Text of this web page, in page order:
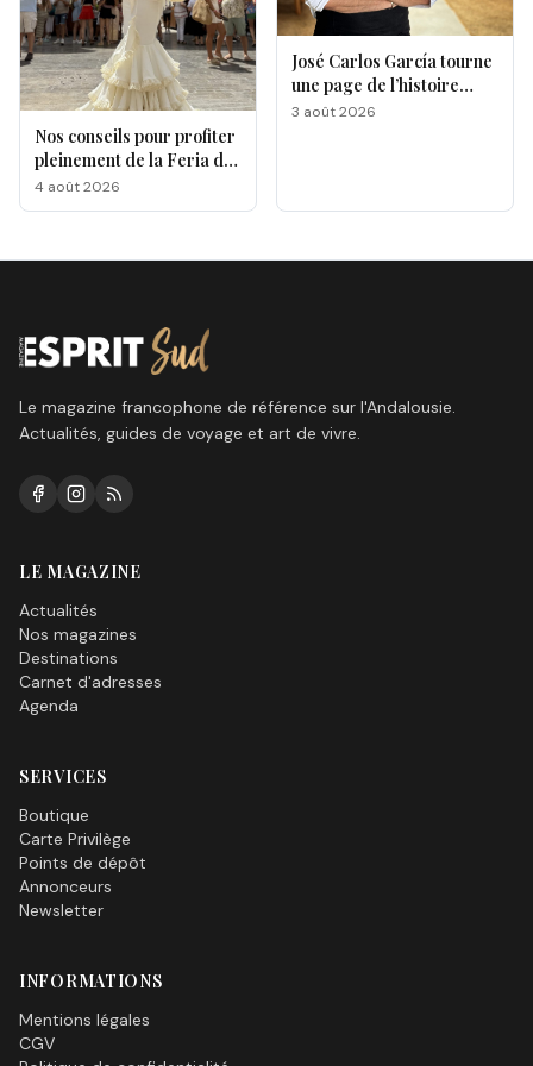
Nos conseils pour profiter
pleinement de la Feria de
Málaga 2026
4 août 2026
José Carlos García tourne
une page de l’histoire
gastronomique de Malaga
3 août 2026
Le magazine francophone de référence sur l'Andalousie.
Actualités, guides de voyage et art de vivre.
LE MAGAZINE
Actualités
Nos magazines
Destinations
Carnet d'adresses
Agenda
SERVICES
Boutique
Carte Privilège
Points de dépôt
Annonceurs
Newsletter
INFORMATIONS
Mentions légales
CGV